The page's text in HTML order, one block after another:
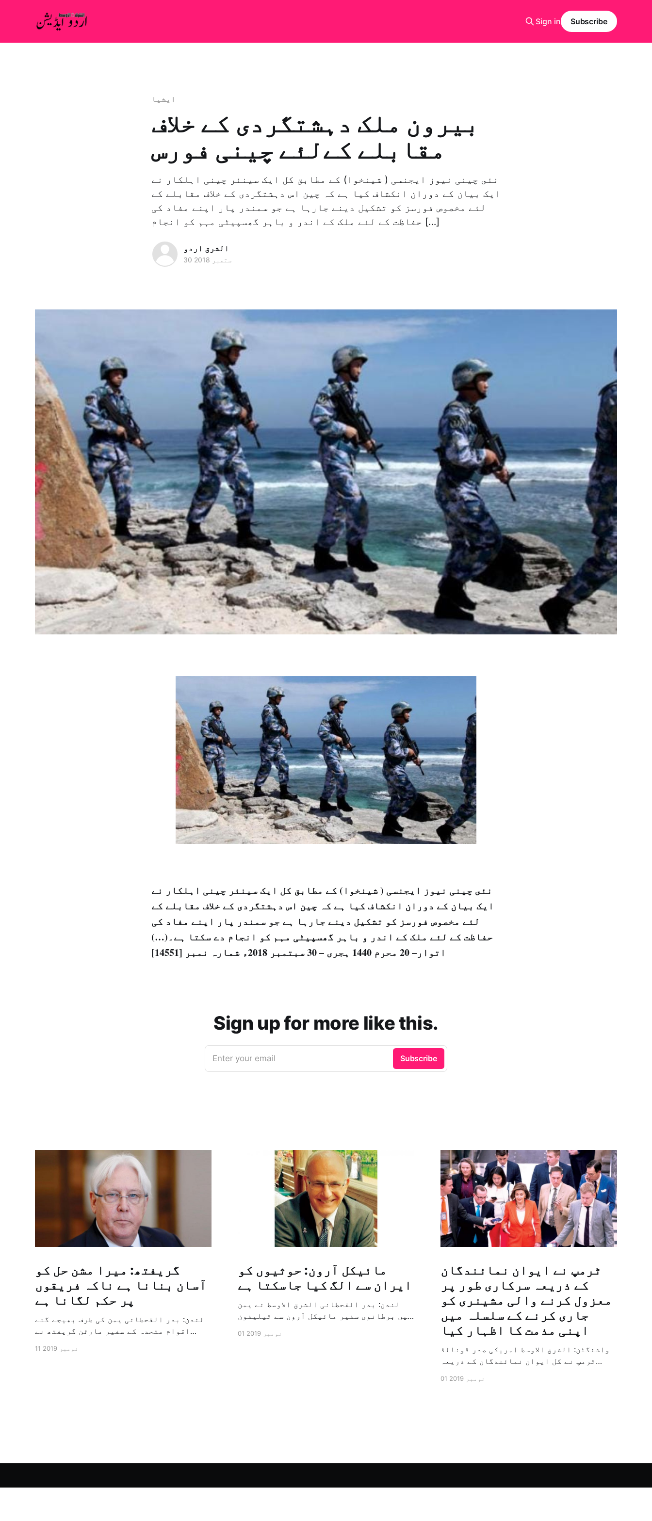
Sign in Subscribe
ايشيا
بیرون ملک دہشتگردی کے خلاف
مقابلے کےلئے چینی فورس
نئى چینی نیوز ایجنسی ( شینخوا) کے مطابق کل ایک سینئر چینی اہلکار نے
ایک بیان کے دوران انکشاف کیا ہے کہ چین اس دہشتگردی کے خلاف مقابلے کے
لئے مخصوص فورسز کو تشکیل دینے جارہا ہے جو سمندر پار اپنے مفاد کی
حفاظت کے لئے ملک کے اندر و باہر گھسپیٹی مہم کو انجام […]
الشرق اردو
30 ستمبر 2018
نئى چینی نیوز ایجنسی ( شینخوا) کے مطابق کل ایک سینئر چینی اہلکار نے
ایک بیان کے دوران انکشاف کیا ہے کہ چین اس دہشتگردی کے خلاف مقابلے کے
لئے مخصوص فورسز کو تشکیل دینے جارہا ہے جو سمندر پار اپنے مفاد کی
حفاظت کے لئے ملک کے اندر و باہر گھسپیٹی مہم کو انجام دے سکتا ہے۔(…)
اتوار– 20 محرم 1440 ہجری – 30 سبتمبر 2018ء شمارہ نمبر [14551]
Sign up for more like this.
Enter your email Subscribe
گریفتھ: میرا مشن حل کو
آسان بنانا ہے ناکہ فریقوں
پر حکم لگانا ہے
لندن: بدر القحطانی یمن کی طرف بھیجے گئے
اقوام متحدہ کے سفیر مارٹن گریفتھ نے
خاتمہ کے لئے ثالثی اور اس کشمکش کی
11 نومبر 2019
مائیکل آرون: حوثیوں کو
ایران سے الگ کیا جاسکتا ہے
لندن: بدر القحطانی الشرق الاوسط نے یمن
میں برطانوی سفیر مائیکل آرون سے ٹیلیفون
کہ کیا ایران کو حوثیوں سے الگ کیا جاسکتا
01 نومبر 2019
ٹرمپ نے ایوان نمائندگان
کے ذریعہ سرکاری طور پر
معزول کرنے والی مشینری کو
جاری کرنے کے سلسلہ میں
اپنی مذمت کا اظہار کیا
واشنگٹن: الشرق الاوسط امریکی صدر ڈونالڈ
ٹرمپ نے کل ایوان نمائندگان کے ذریعہ
جاری کرنے کے سلسلہ میں اپنی مذمت کا
01 نومبر 2019